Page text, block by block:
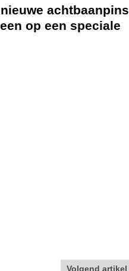
achtbaanpins
op een speciale
Volgend artikel